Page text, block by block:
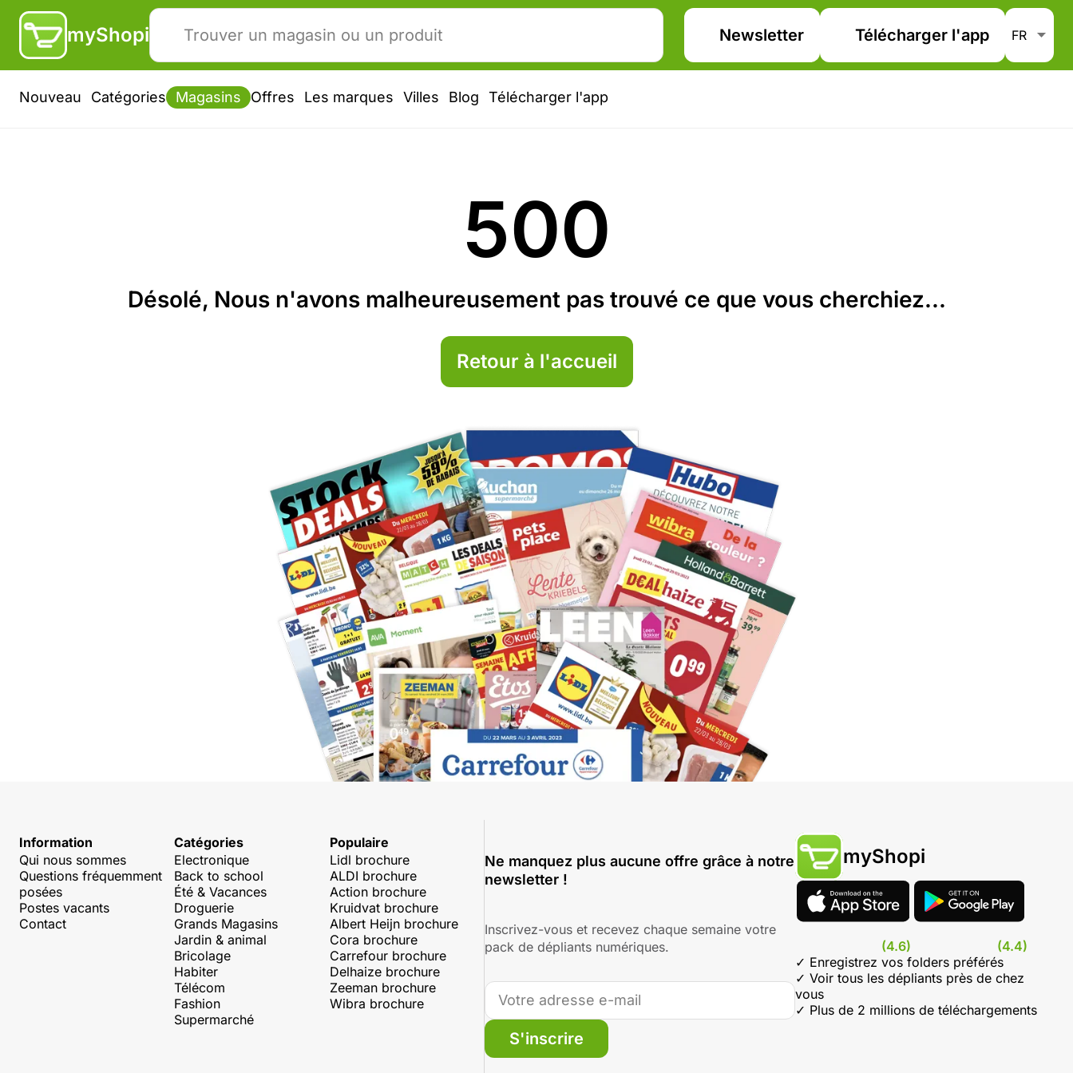
myShopi Newsletter Télécharger l'app
Nouveau Catégories Magasins Offres Les marques Villes Blog Télécharger l'app
500
Désolé, Nous n'avons malheureusement pas trouvé ce que vous cherchiez...
Retour à l'accueil
Information
Qui nous sommes
Questions fréquemment
posées
Postes vacants
Contact
Catégories
Electronique
Back to school
Été & Vacances
Droguerie
Grands Magasins
Jardin & animal
Bricolage
Habiter
Télécom
Fashion
Supermarché
Populaire
Lidl brochure
ALDI brochure
Action brochure
Kruidvat brochure
Albert Heijn brochure
Cora brochure
Carrefour brochure
Delhaize brochure
Zeeman brochure
Wibra brochure
Ne manquez plus aucune offre grâce à notre
newsletter !
Inscrivez-vous et recevez chaque semaine votre
pack de dépliants numériques.
S'inscrire
myShopi
(4.6)
(4.4)
✓ Enregistrez vos folders préférés
✓ Voir tous les dépliants près de chez
vous
✓ Plus de 2 millions de téléchargements